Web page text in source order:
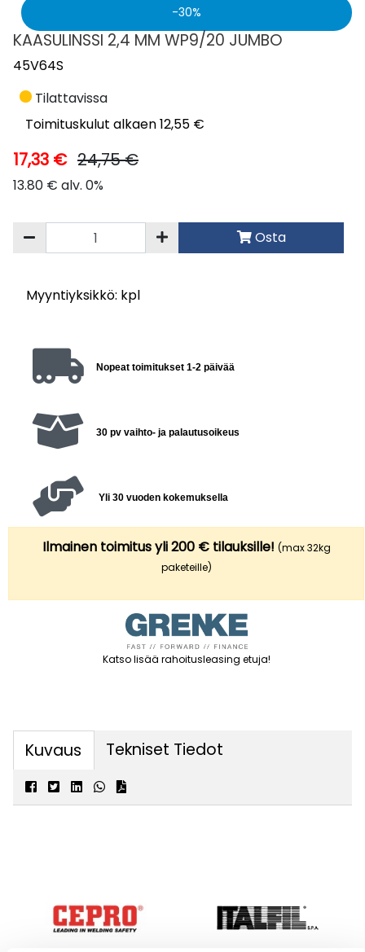
30
KAASULINSSI 2,4 MM WP9/20 JUMBO
45V64S
Tilattavissa
Toimituskulut alkaen 12,55 €
17,33 € 24,75 €
13.80 € alv. 0%
Osta
Myyntiyksikkö: kpl
Nopeat toimitukset 1-2 päivää
30 pv vaihto- ja palautusoikeus
Yli 30 vuoden kokemuksella
Ilmainen toimitus yli 200 € tilauksille! (max 32kg
paketeille)
Katso lisää rahoitusleasing etuja!
Kuvaus Tekniset Tiedot